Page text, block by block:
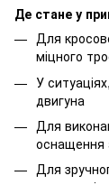
Де стане у
Для
міцного
У
двигуна
Для
оснащення
Для